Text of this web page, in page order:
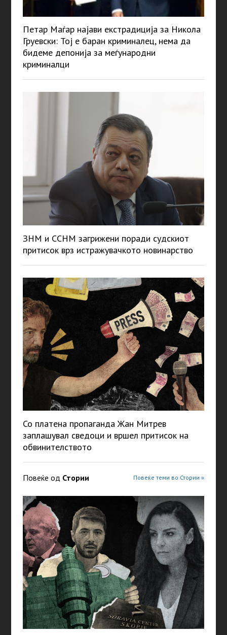
Петар Маѓар најави екстрадиција за Никола
Груевски: Тој е баран криминалец, нема да
бидеме депонија за меѓународни
криминалци
ЗНМ и ССНМ загрижени поради судскиот
притисок врз истражувачкото новинарство
Со платена пропаганда Жан Митрев
заплашувал сведоци и вршел притисок на
обвинителството
Повеќе од Стории Повеќе теми во Стории »